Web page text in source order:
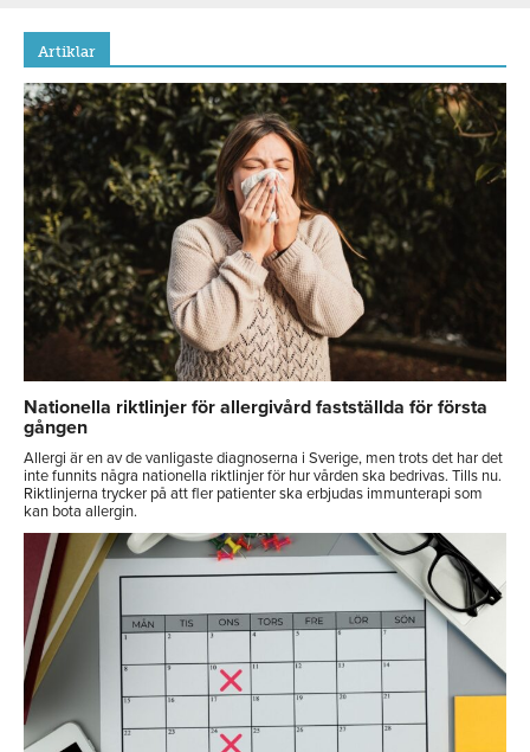
Artiklar
Nationella riktlinjer för allergivård fastställda för första
gången
Allergi är en av de vanligaste diagnoserna i Sverige, men trots det har det
inte funnits några nationella riktlinjer för hur vården ska bedrivas. Tills nu.
Riktlinjerna trycker på att fler patienter ska erbjudas immunterapi som
kan bota allergin.